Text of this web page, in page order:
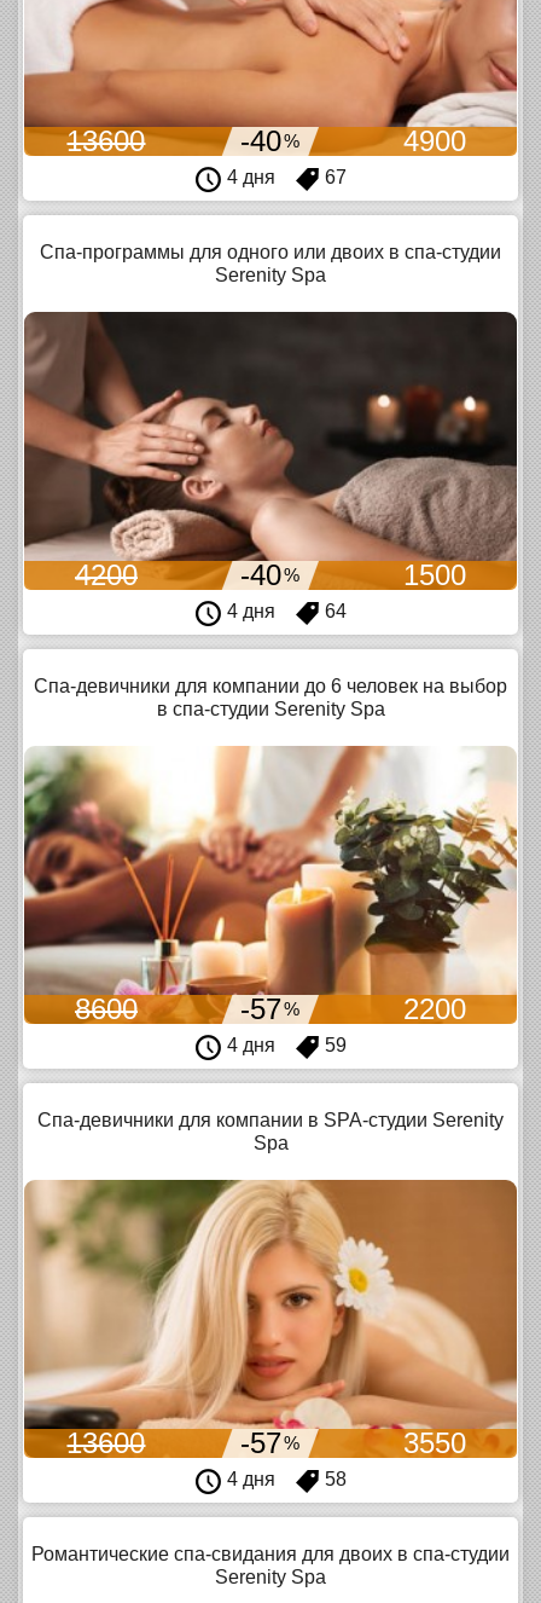
13600 -40% 4900
4 дня 67
Спа-программы для одного или двоих в спа-студии
Serenity Spa
4200 -40% 1500
4 дня 64
Спа-девичники для компании до 6 человек на выбор
в спа-студии Serenity Spa
8600 -57% 2200
4 дня 59
Спа-девичники для компании в SPA-студии Serenity
Spa
13600 -57% 3550
4 дня 58
Романтические спа-свидания для двоих в спа-студии
Serenity Spa